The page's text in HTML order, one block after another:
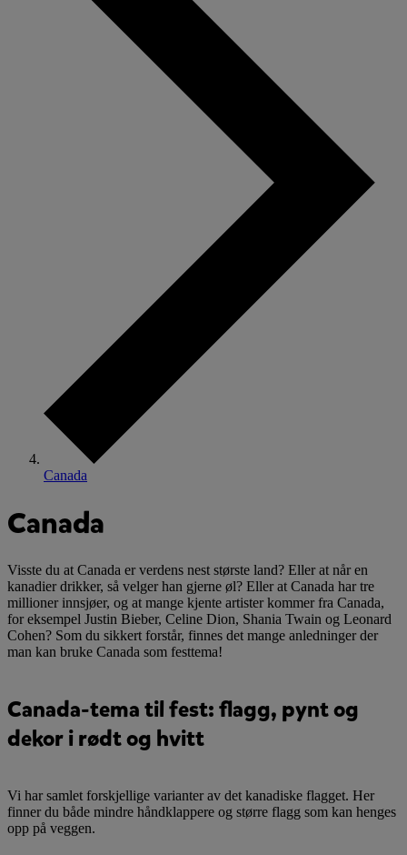
Canada
Canada
Visste du at Canada er verdens nest største land? Eller at når en
kanadier drikker, så velger han gjerne øl? Eller at Canada har tre
millioner innsjøer, og at mange kjente artister kommer fra Canada,
for eksempel Justin Bieber, Celine Dion, Shania Twain og Leonard
Cohen? Som du sikkert forstår, finnes det mange anledninger der
man kan bruke Canada som festtema!
Canada-tema til fest: flagg, pynt og
dekor i rødt og hvitt
Vi har samlet forskjellige varianter av det kanadiske flagget. Her
finner du både mindre håndklappere og større flagg som kan henges
opp på veggen.